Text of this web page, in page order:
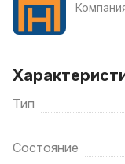
Тип
Состояние